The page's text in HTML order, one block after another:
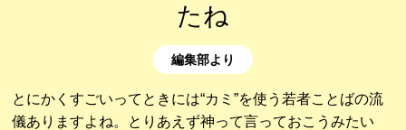
たね
編集部より
とにかくすごいってときには“カミ”を使う若者ことばの流
儀ありますよね。とりあえず神って言っておこうみたい